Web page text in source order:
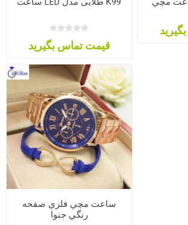
قیمت تماس بگیرید
ساعت مچي فلزي صفحه
رنگي جنوا